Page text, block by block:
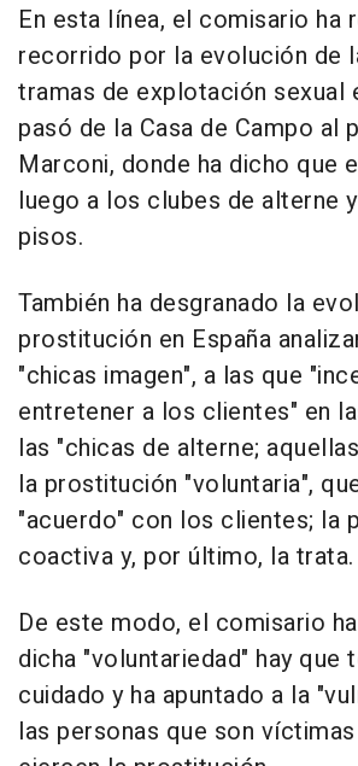
En esta línea, el comisario ha
recorrido por la evolución de
tramas de explotación sexual
pasó de la Casa de Campo al
Marconi, donde ha dicho que
luego a los clubes de alterne
pisos.
También ha desgranado la
prostitución en España
"chicas imagen", a las que
entretener a los clientes" en
las "chicas de alterne;
la prostitución "voluntaria",
"acuerdo" con los clientes; la
coactiva y, por último, la trata.
De este modo, el comisario
dicha "voluntariedad" hay que
cuidado y ha apuntado a la
las personas que son